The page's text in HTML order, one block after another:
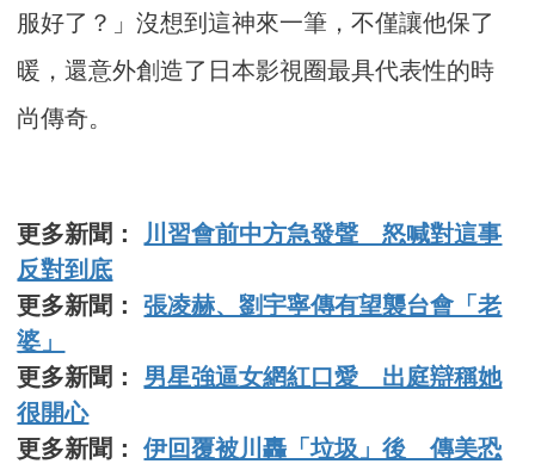
服好了？」沒想到這神來一筆，不僅讓他保了
暖，還意外創造了日本影視圈最具代表性的時
尚傳奇。
更多新聞：
川習會前中方急發聲 怒喊對這事
反對到底
更多新聞：張凌赫、劉宇寧傳有望襲台會「老
婆」
更多新聞： 男星強逼女網紅口愛 出庭辯稱她
很開心
更多新聞：伊回覆被川轟「垃圾」後 傳美恐